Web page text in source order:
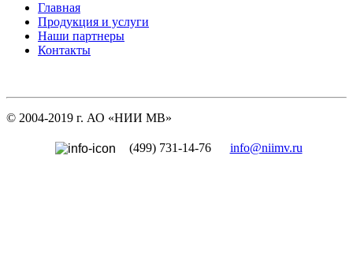
Главная
Продукция и услуги
Наши партнеры
Контакты
© 2004-2019 г. АО «НИИ МВ»
(499) 731-14-76 info@niimv.ru